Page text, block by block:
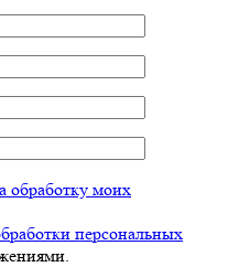
обработку моих
персональных